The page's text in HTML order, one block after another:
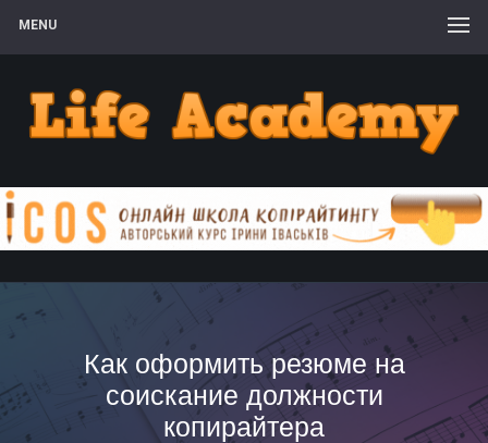
MENU
Как оформить резюме на
соискание должности
копирайтера